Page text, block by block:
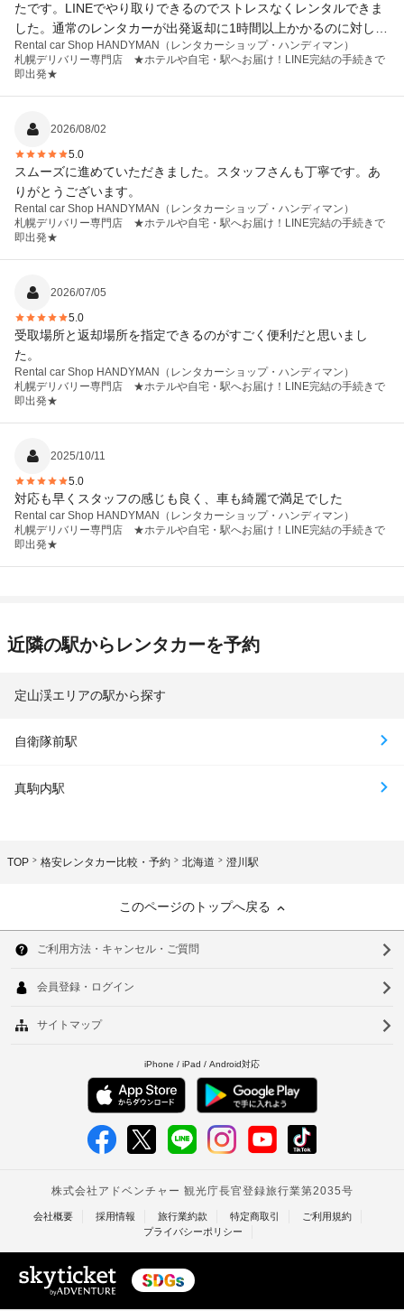
たです。LINEでやり取りできるのでストレスなくレンタルできま
した。通常のレンタカーが出発返却に1時間以上かかるのに対し、
10分かかりませんでした。
Rental car Shop HANDYMAN（レンタカーショップ・ハンディマン）
札幌デリバリー専門店 ★ホテルや自宅・駅へお届け！LINE完結の手続きで
即出発★
2026/08/02
5.0
スムーズに進めていただきました。スタッフさんも丁寧です。あ
りがとうございます。
Rental car Shop HANDYMAN（レンタカーショップ・ハンディマン）
札幌デリバリー専門店 ★ホテルや自宅・駅へお届け！LINE完結の手続きで
即出発★
2026/07/05
5.0
受取場所と返却場所を指定できるのがすごく便利だと思いまし
た。
Rental car Shop HANDYMAN（レンタカーショップ・ハンディマン）
札幌デリバリー専門店 ★ホテルや自宅・駅へお届け！LINE完結の手続きで
即出発★
2025/10/11
5.0
対応も早くスタッフの感じも良く、車も綺麗で満足でした
Rental car Shop HANDYMAN（レンタカーショップ・ハンディマン）
札幌デリバリー専門店 ★ホテルや自宅・駅へお届け！LINE完結の手続きで
即出発★
近隣の駅からレンタカーを予約
定山渓エリアの駅から探す
自衛隊前駅
真駒内駅
TOP 格安レンタカー比較・予約 北海道 澄川駅
このページのトップへ戻る